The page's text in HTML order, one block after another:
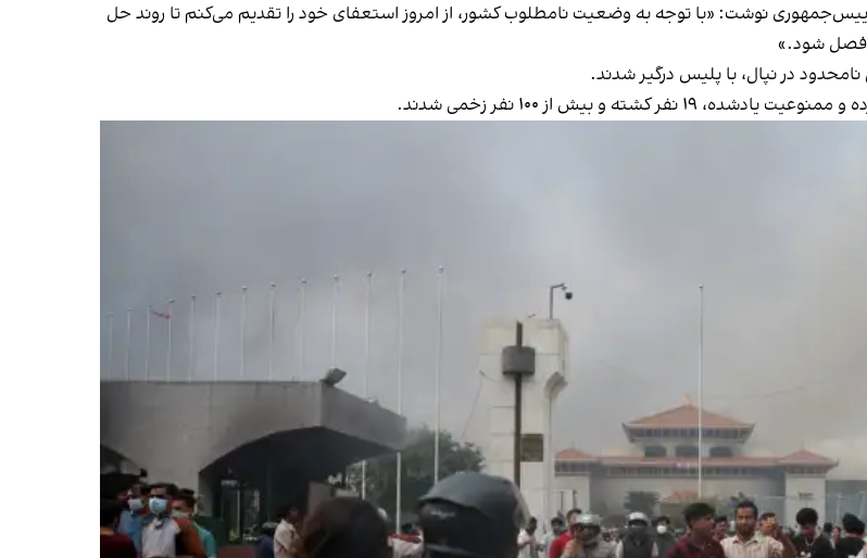
خود خطاب به رییس‌جمهوری نوشت: «با توجه به وضعیت نامطلوب کشور، از امروز استعفای خود را تقدیم می‌کنم تا روند حل
شود.»
در نپال، با پلیس درگیر شدند.
کشته و بیش از ۱۰۰ نفر زخمی شدند.